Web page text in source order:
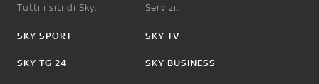
Tutti i siti di Sky:
SKY SPORT
SKY TG 24
Servizi:
SKY TV
SKY BUSINESS